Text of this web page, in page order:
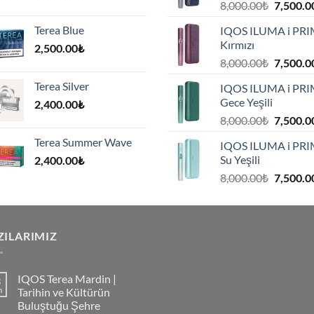
Terea Blue
2,500.00₺
Terea Silver
2,400.00₺
Terea Summer Wave
2,400.00₺
8,000.00₺ Orijinal
IQOS ILUMA i
Kırmızı
8,000.00₺ Orijinal
IQOS ILUMA i
Gece Yeşili
8,000.00₺ Orijinal
IQOS ILUMA i
Su Yeşili
8,000.00₺ Orijinal
IQOS Terea Mardin |
Tarihin ve Kültürün
Buluştuğu Şehre